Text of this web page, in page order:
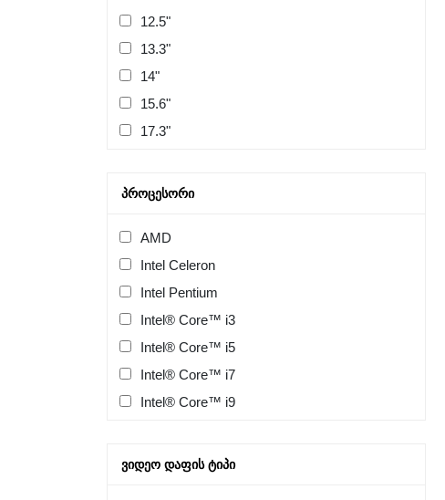
12.5"
13.3"
14"
15.6"
17.3"
ᲞᲠᲝᲪᲔᲡᲝᲠᲘ
AMD
Intel Celeron
Intel Pentium
Intel® Core™ i3
Intel® Core™ i5
Intel® Core™ i7
Intel® Core™ i9
ᲕᲘᲓᲔᲝ ᲓᲐᲤᲘᲡ ᲢᲘᲞᲘ